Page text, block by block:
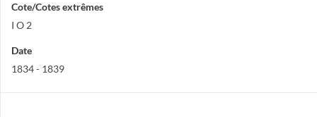
Cote/Cotes extrêmes
I O 2
Date
1834 - 1839